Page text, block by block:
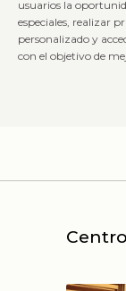
usuarios la
especiales, realizar
personalizado y
con el objetivo de